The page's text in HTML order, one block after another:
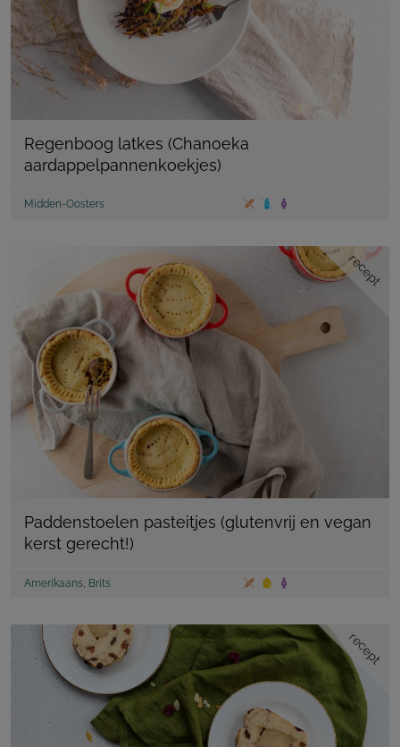
Regenboog latkes (Chanoeka
aardappelpannenkoekjes)
Midden-Oosters
recept
Paddenstoelen pasteitjes (glutenvrij en vegan
kerst gerecht!)
Amerikaans, Brits
recept